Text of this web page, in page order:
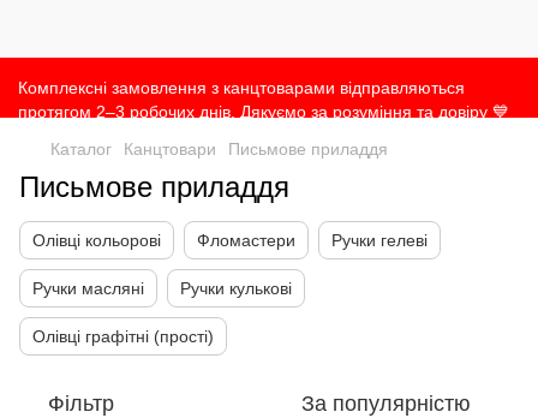
Комплексні замовлення з канцтоварами відправляються
протягом 2–3 робочих днів. Дякуємо за розуміння та довіру 💙
Каталог
Канцтовари Письмове приладдя
Письмове приладдя
Олівці кольорові Фломастери Ручки гелеві
Ручки масляні Ручки кулькові
Олівці графітні (прості)
Фільтр За популярністю